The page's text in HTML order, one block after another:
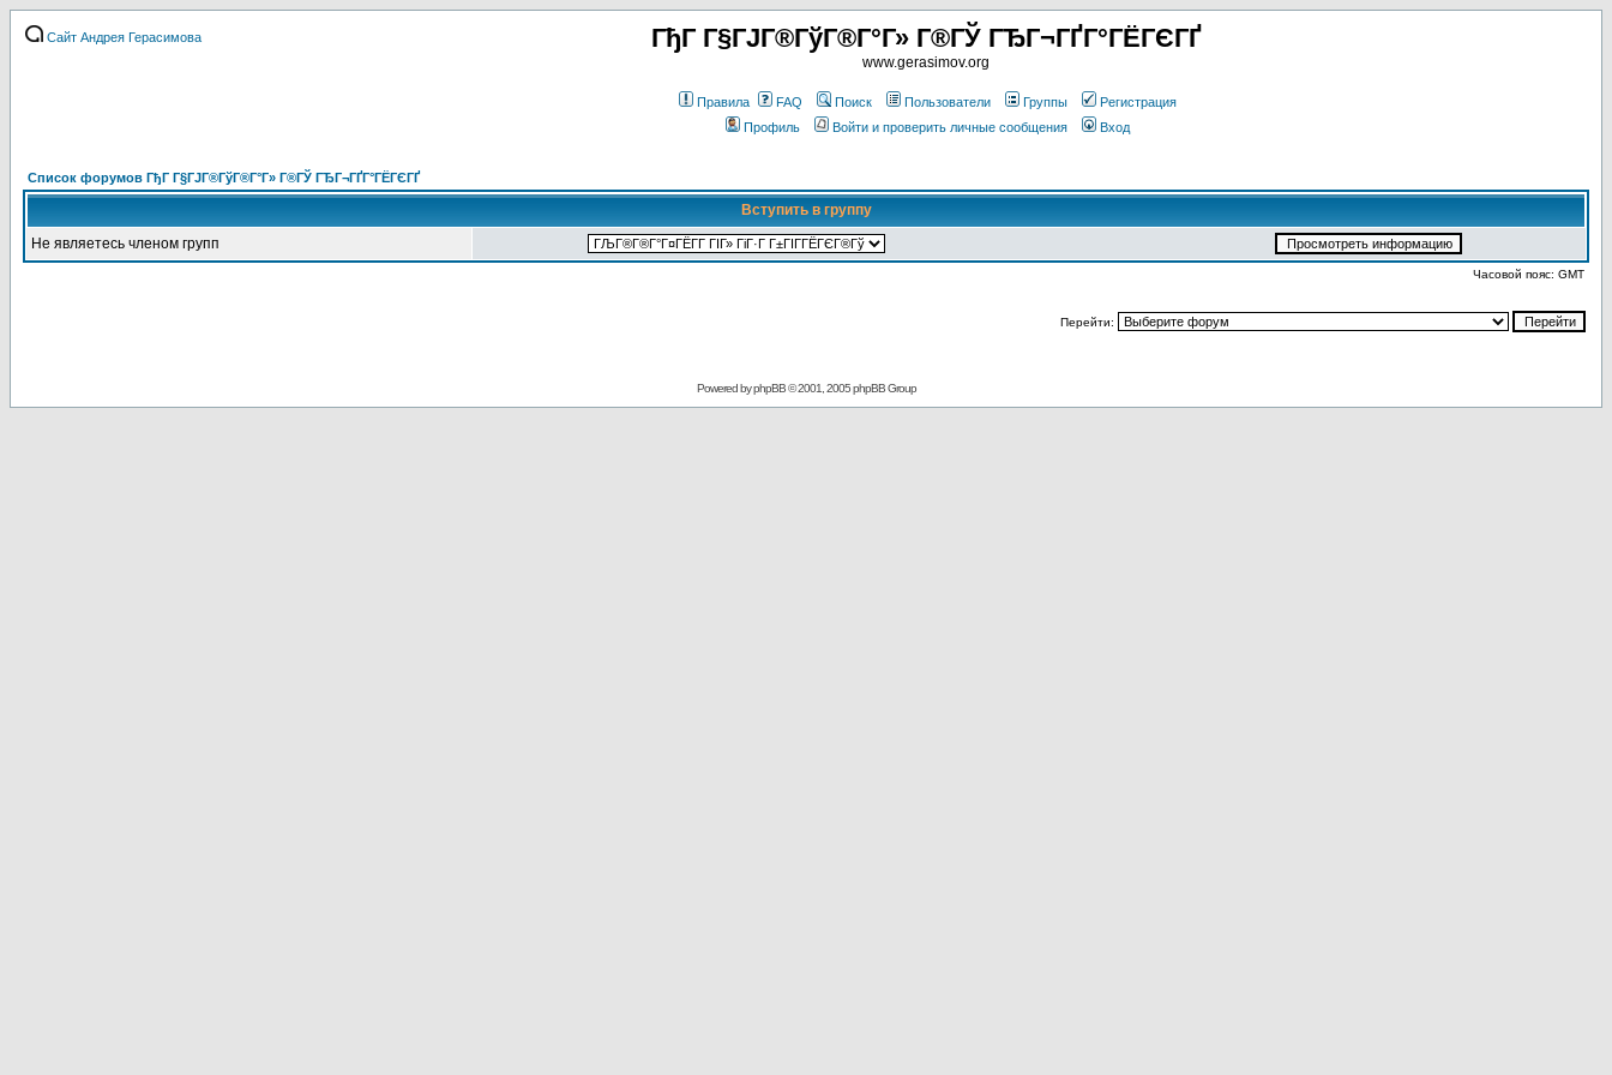
Сайт Андрея Герасимова ГђГ Г§ГЈГ®ГўГ®Г°Г» Г®ГЎ ГЂГ¬ГҐГ°ГЁГЄГҐ
www.gerasimov.org
Правила FAQ Поиск Пользователи Группы
Регистрация
Профиль
Войти и проверить личные сообщения Вход
Список форумов ГђГ Г§ГЈГ®ГўГ®Г°Г» Г®ГЎ ГЂГ¬ГҐГ°ГЁГЄГҐ
Вступить в группу
Не являетесь членом групп
Часовой пояс: GMT
Перейти:
Powered byphpBB© 2001, 2005 phpBB Group